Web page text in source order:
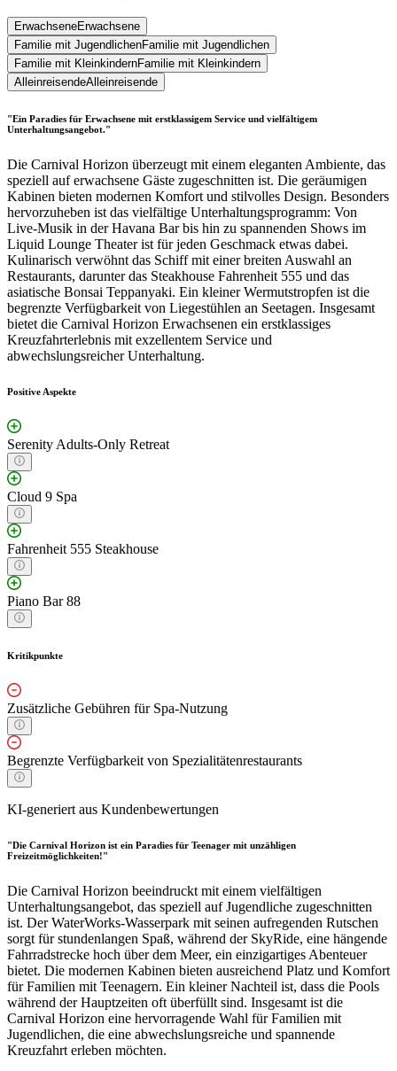
ErwachseneErwachsene
Familie mit JugendlichenFamilie mit Jugendlichen
Familie mit KleinkindernFamilie mit Kleinkindern
AlleinreisendeAlleinreisende
"Ein Paradies für Erwachsene mit erstklassigem Service und vielfältigem
Unterhaltungsangebot."
Die Carnival Horizon überzeugt mit einem eleganten Ambiente, das
speziell auf erwachsene Gäste zugeschnitten ist. Die geräumigen
Kabinen bieten modernen Komfort und stilvolles Design. Besonders
hervorzuheben ist das vielfältige Unterhaltungsprogramm: Von
Live-Musik in der Havana Bar bis hin zu spannenden Shows im
Liquid Lounge Theater ist für jeden Geschmack etwas dabei.
Kulinarisch verwöhnt das Schiff mit einer breiten Auswahl an
Restaurants, darunter das Steakhouse Fahrenheit 555 und das
asiatische Bonsai Teppanyaki. Ein kleiner Wermutstropfen ist die
begrenzte Verfügbarkeit von Liegestühlen an Seetagen. Insgesamt
bietet die Carnival Horizon Erwachsenen ein erstklassiges
Kreuzfahrterlebnis mit exzellentem Service und
abwechslungsreicher Unterhaltung.
Positive Aspekte
Serenity Adults-Only Retreat
Cloud 9 Spa
Fahrenheit 555 Steakhouse
Piano Bar 88
Kritikpunkte
Zusätzliche Gebühren für Spa-Nutzung
Begrenzte Verfügbarkeit von Spezialitätenrestaurants
KI-generiert aus Kundenbewertungen
"Die Carnival Horizon ist ein Paradies für Teenager mit unzähligen
Freizeitmöglichkeiten!"
Die Carnival Horizon beeindruckt mit einem vielfältigen
Unterhaltungsangebot, das speziell auf Jugendliche zugeschnitten
ist. Der WaterWorks-Wasserpark mit seinen aufregenden Rutschen
sorgt für stundenlangen Spaß, während der SkyRide, eine hängende
Fahrradstrecke hoch über dem Meer, ein einzigartiges Abenteuer
bietet. Die modernen Kabinen bieten ausreichend Platz und Komfort
für Familien mit Teenagern. Ein kleiner Nachteil ist, dass die Pools
während der Hauptzeiten oft überfüllt sind. Insgesamt ist die
Carnival Horizon eine hervorragende Wahl für Familien mit
Jugendlichen, die eine abwechslungsreiche und spannende
Kreuzfahrt erleben möchten.